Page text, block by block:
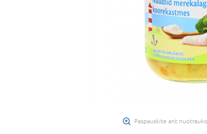
Paspauskite ant